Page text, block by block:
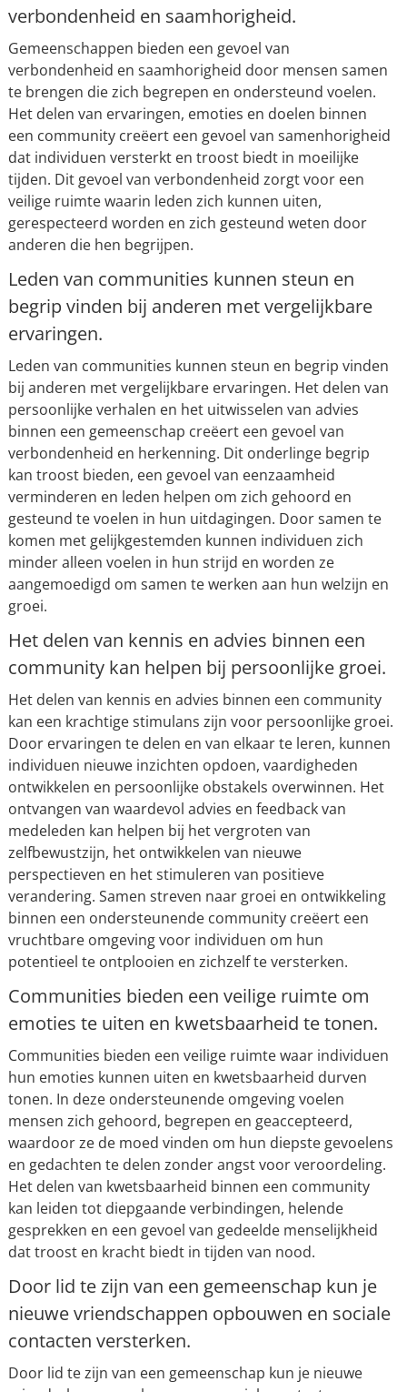
verbondenheid en saamhorigheid.
Gemeenschappen bieden een gevoel van
verbondenheid en saamhorigheid door mensen samen
te brengen die zich begrepen en ondersteund voelen.
Het delen van ervaringen, emoties en doelen binnen
een community creëert een gevoel van samenhorigheid
dat individuen versterkt en troost biedt in moeilijke
tijden. Dit gevoel van verbondenheid zorgt voor een
veilige ruimte waarin leden zich kunnen uiten,
gerespecteerd worden en zich gesteund weten door
anderen die hen begrijpen.
Leden van communities kunnen steun en
begrip vinden bij anderen met vergelijkbare
ervaringen.
Leden van communities kunnen steun en begrip vinden
bij anderen met vergelijkbare ervaringen. Het delen van
persoonlijke verhalen en het uitwisselen van advies
binnen een gemeenschap creëert een gevoel van
verbondenheid en herkenning. Dit onderlinge begrip
kan troost bieden, een gevoel van eenzaamheid
verminderen en leden helpen om zich gehoord en
gesteund te voelen in hun uitdagingen. Door samen te
komen met gelijkgestemden kunnen individuen zich
minder alleen voelen in hun strijd en worden ze
aangemoedigd om samen te werken aan hun welzijn en
groei.
Het delen van kennis en advies binnen een
community kan helpen bij persoonlijke groei.
Het delen van kennis en advies binnen een community
kan een krachtige stimulans zijn voor persoonlijke groei.
Door ervaringen te delen en van elkaar te leren, kunnen
individuen nieuwe inzichten opdoen, vaardigheden
ontwikkelen en persoonlijke obstakels overwinnen. Het
ontvangen van waardevol advies en feedback van
medeleden kan helpen bij het vergroten van
zelfbewustzijn, het ontwikkelen van nieuwe
perspectieven en het stimuleren van positieve
verandering. Samen streven naar groei en ontwikkeling
binnen een ondersteunende community creëert een
vruchtbare omgeving voor individuen om hun
potentieel te ontplooien en zichzelf te versterken.
Communities bieden een veilige ruimte om
emoties te uiten en kwetsbaarheid te tonen.
Communities bieden een veilige ruimte waar individuen
hun emoties kunnen uiten en kwetsbaarheid durven
tonen. In deze ondersteunende omgeving voelen
mensen zich gehoord, begrepen en geaccepteerd,
waardoor ze de moed vinden om hun diepste gevoelens
en gedachten te delen zonder angst voor veroordeling.
Het delen van kwetsbaarheid binnen een community
kan leiden tot diepgaande verbindingen, helende
gesprekken en een gevoel van gedeelde menselijkheid
dat troost en kracht biedt in tijden van nood.
Door lid te zijn van een gemeenschap kun je
nieuwe vriendschappen opbouwen en sociale
contacten versterken.
Door lid te zijn van een gemeenschap kun je nieuwe